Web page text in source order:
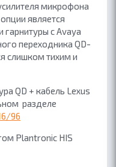
микрофона
является
гарнитуры с Avaya
переходника QD-
слишком тихим и
QD + кабель Lexus
разделе
96
Plantronic HIS